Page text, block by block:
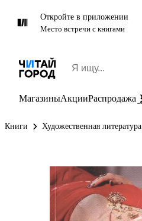
Откройте в приложении
Место встречи с книгами
МагазиныАкцииРаспродажа
Книги Художественная литература